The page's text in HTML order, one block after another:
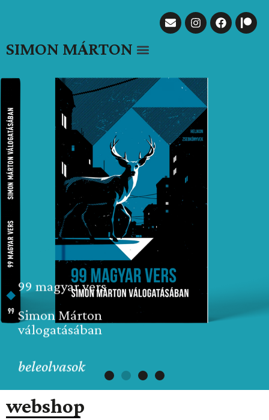
SIMON MÁRTON
99 magyar vers
Simon Márton
válogatásában
beleolvasok
webshop